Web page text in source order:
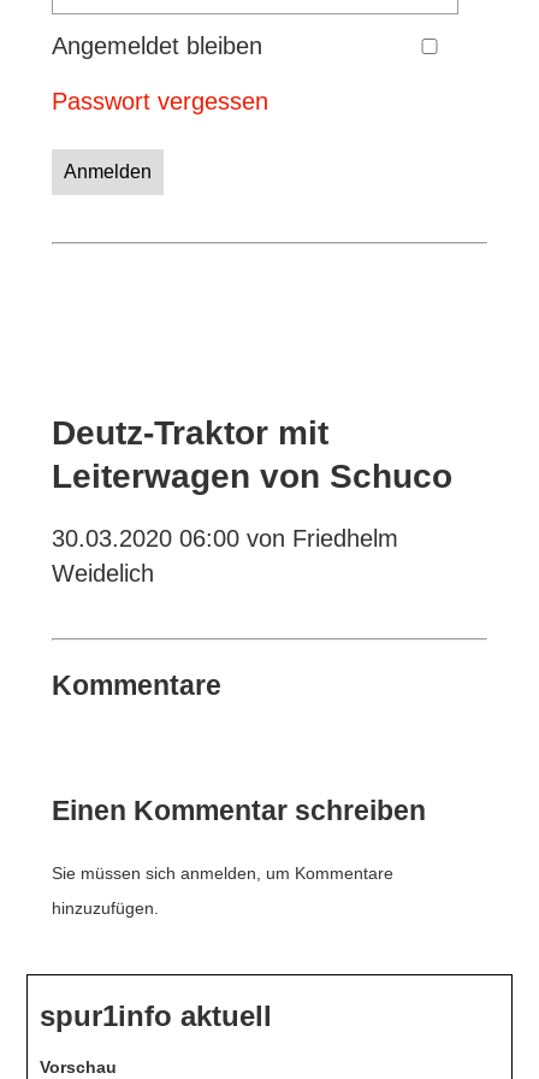
Angemeldet bleiben
Passwort vergessen
Anmelden
Deutz-Traktor mit
Leiterwagen von Schuco
30.03.2020 06:00von Friedhelm
Weidelich
Kommentare
Einen Kommentar schreiben
Sie müssen sich anmelden, um Kommentare
hinzuzufügen.
spur1info aktuell
Vorschau